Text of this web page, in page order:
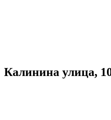
Калинина улица,